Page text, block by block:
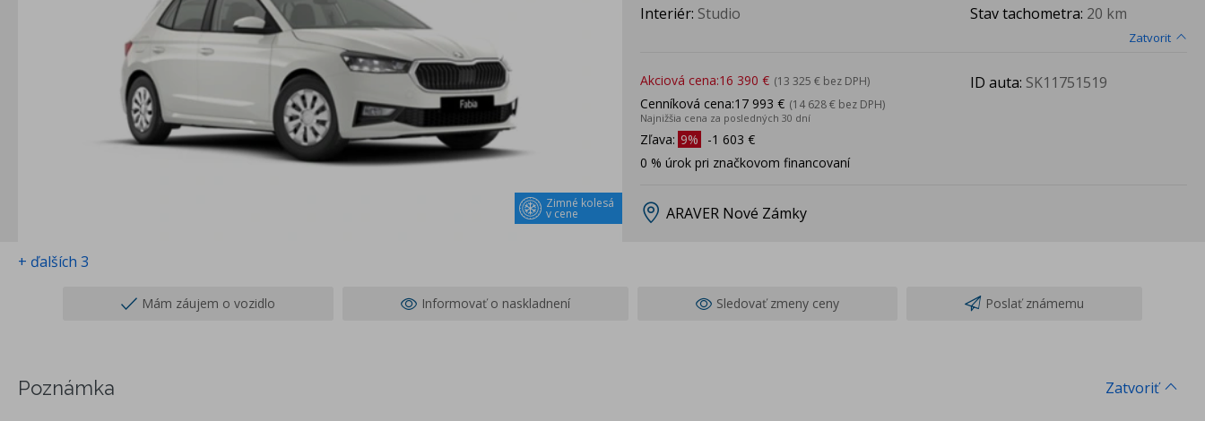
Zimné kolesá
v cene
+ ďalších 3
Interiér: Studio
Stav tachometra: 20 km
Zatvorit
Akciová cena:16 390 € (13 325 € bez DPH)
Cenníková cena:17 993 € (14 628 € bez DPH)
Najnižšia cena za posledných 30 dní
Zľava: 9%
-1 603 €
0 % úrok pri značkovom financovaní
ID auta: SK11751519
ARAVER Nové Zámky
Mám záujem o vozidlo Informovať o naskladnení Sledovať zmeny ceny Poslať známemu
Zatvoriť
Poznámka